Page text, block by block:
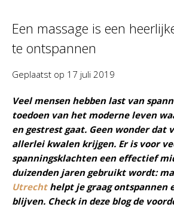
Een massage is een
te ontspannen
Geplaatst op 17 juli 2019
Veel mensen hebben last van
toedoen van het moderne leven
en gestrest gaat. Geen wonder dat
allerlei kwalen krijgen. Er is voor
spanningsklachten een effectief
duizenden jaren gebruikt wordt:
Utrechthelpt je graag ontspannen
blijven. Check in deze blog de